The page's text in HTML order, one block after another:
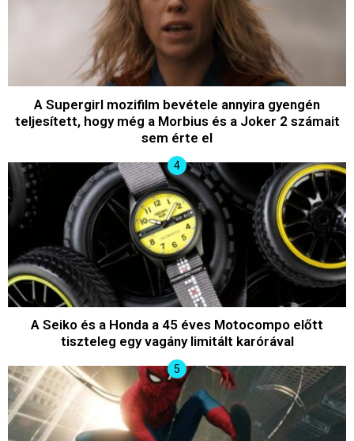
A Supergirl mozifilm bevétele annyira gyengén
teljesített, hogy még a Morbius és a Joker 2 számait
sem érte el
A Seiko és a Honda a 45 éves Motocompo előtt
tiszteleg egy vagány limitált karórával